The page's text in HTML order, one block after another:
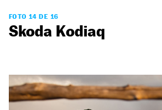
FOTO 14 DE 16
Skoda Kodiaq